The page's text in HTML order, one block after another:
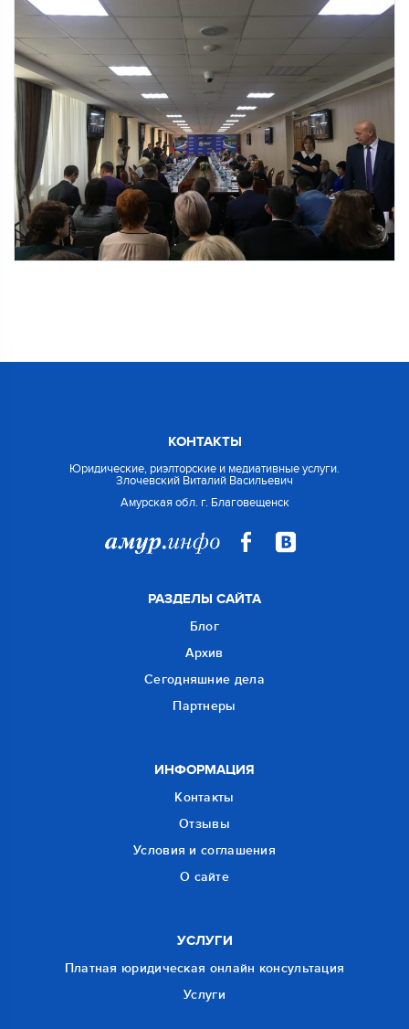
КОНТАКТЫ
Юридические, риэлторские и медиативные услуги.
Злочевский Виталий Васильевич
Амурская обл. г. Благовещенск
РАЗДЕЛЫ САЙТА
Блог
Архив
Сегодняшние дела
Партнеры
ИНФОРМАЦИЯ
Контакты
Отзывы
Условия и соглашения
О сайте
УСЛУГИ
Платная юридическая онлайн консультация
Услуги